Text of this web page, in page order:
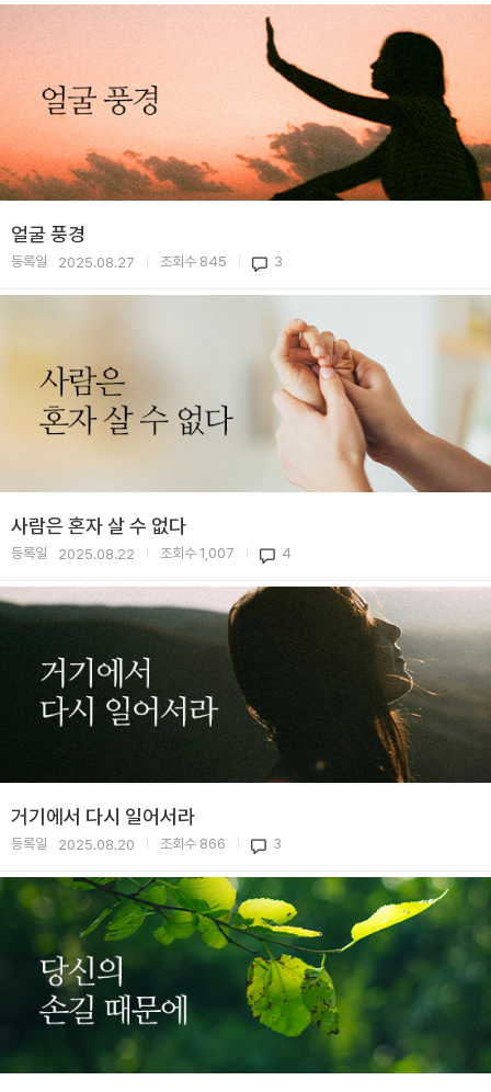
얼굴 풍경
등록일 2025.08.27 조회수 845 3
사람은 혼자 살 수 없다
등록일 2025.08.22 조회수 1,007 4
거기에서 다시 일어서라
등록일 2025.08.20 조회수 866 3